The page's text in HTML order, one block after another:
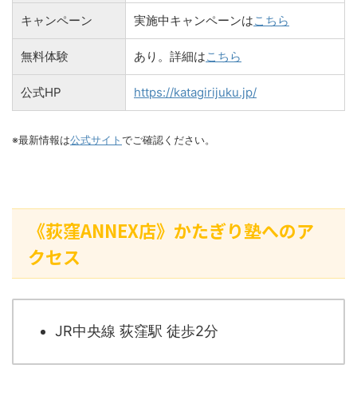
キャンペーン 実施中キャンペーンはこちら
無料体験 あり。詳細はこちら
公式HP https://katagirijuku.jp/
※最新情報は公式サイト でご確認ください。
《荻窪ANNEX店》かたぎり塾へのア
クセス
JR中央線 荻窪駅 徒歩2分